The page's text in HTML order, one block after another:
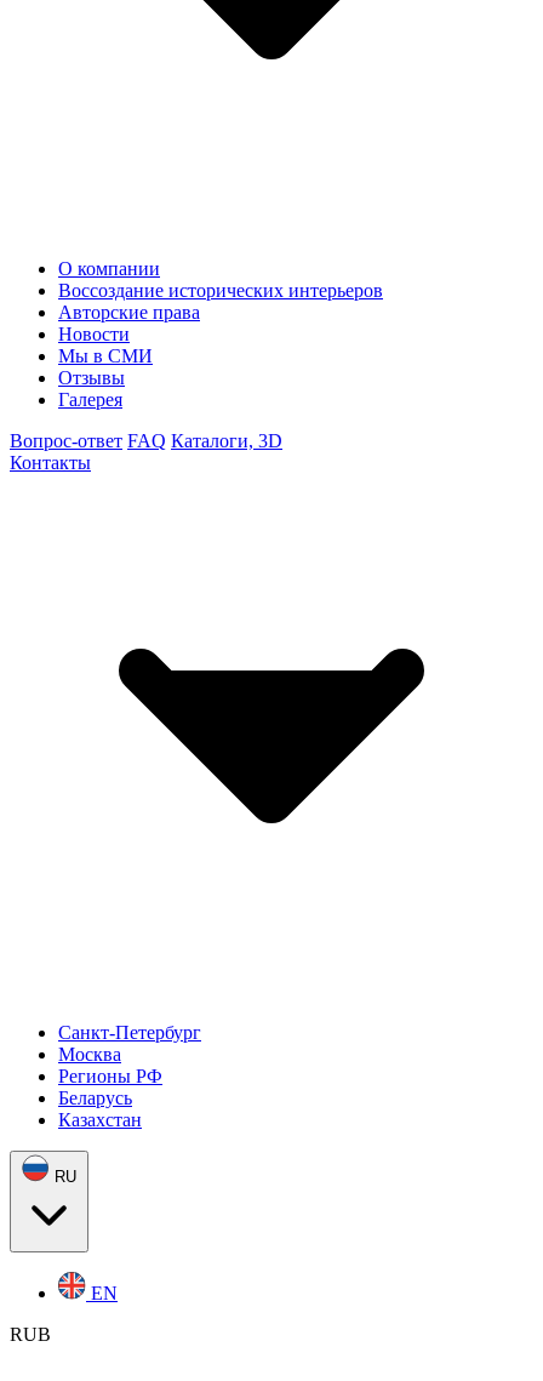
О компании
Воссоздание исторических интерьеров
Авторские права
Новости
Мы в СМИ
Отзывы
Галерея
Вопрос-ответ FAQ Каталоги, 3D
Контакты
Санкт-Петербург
Москва
Регионы РФ
Беларусь
Казахстан
RU
EN
RUB